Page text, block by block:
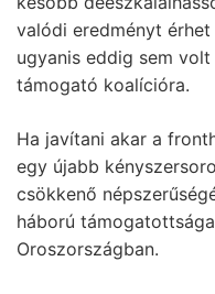
valódi eredményt
ugyanis eddig sem
támogató koalícióra.
Ha javítani akar a
egy újabb
csökkenő
háború
Oroszországban.